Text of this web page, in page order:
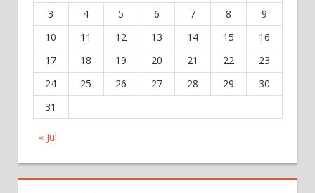
« Jul
3
4 5 6 7 8
9
10
11 12 13 14 15
16
17
18 19 20 21 22
23
24
25 26 27 28 29
30
31